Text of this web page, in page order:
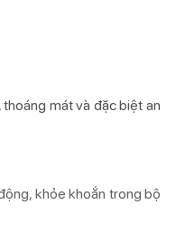
mát và đặc biệt an
khỏe khoắn trong bộ